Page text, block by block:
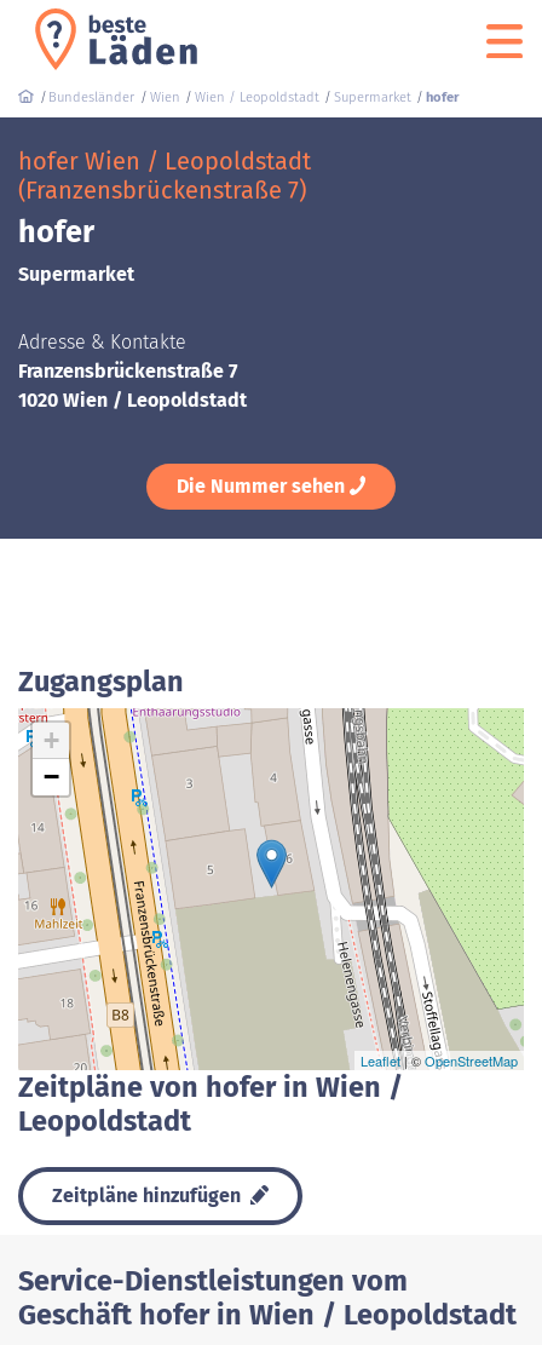
Bundesländer Wien Wien / Leopoldstadt Supermarket hofer
hofer Wien / Leopoldstadt
(Franzensbrückenstraße 7)
hofer
Supermarket
Adresse & Kontakte
Franzensbrückenstraße 7
1020 Wien / Leopoldstadt
Die Nummer sehen
Zugangsplan
+
−
Leaflet| ©OpenStreetMap
Zeitpläne von hofer in Wien /
Leopoldstadt
Zeitpläne hinzufügen
Service-Dienstleistungen vom
Geschäft hofer in Wien / Leopoldstadt